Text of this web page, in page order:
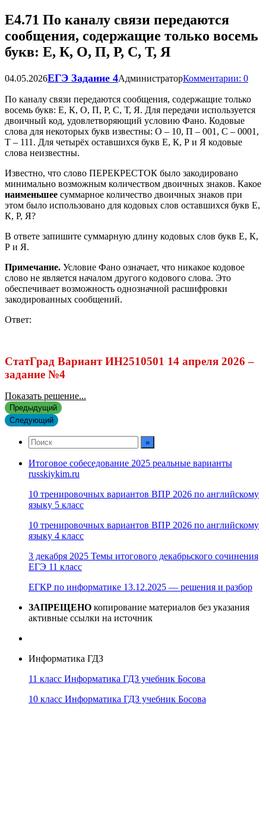
Е4.71 По каналу связи передаются
сообщения, содержащие только восемь
букв: Е, К, О, П, Р, С, Т, Я
04.05.2026ЕГЭ Задание 4АдминистраторКомментарии: 0
По каналу связи передаются сообщения, содержащие только
восемь букв: Е, К, О, П, Р, С, Т, Я. Для передачи используется
двоичный код, удовлетворяющий условию Фано. Кодовые
слова для некоторых букв известны: О – 10, П – 001, С – 0001,
Т – 111. Для четырёх оставшихся букв Е, К, Р и Я кодовые
слова неизвестны.
Известно, что слово ПЕРЕКРЕСТОК было закодировано
минимально возможным количеством двоичных знаков. Какое
наименьшее суммарное количество двоичных знаков при
этом было использовано для кодовых слов оставшихся букв Е,
К, Р, Я?
В ответе запишите суммарную длину кодовых слов букв Е, К,
Р и Я.
Примечание. Условие Фано означает, что никакое кодовое
слово не является началом другого кодового слова. Это
обеспечивает возможность однозначной расшифровки
закодированных сообщений.
Ответ:
СтатГрад Вариант ИН2510501 14 апреля 2026 –
задание №4
Показать решение...
Предыдущий
Следующий
Итоговое собеседование 2025 реальные варианты
russkiykim.ru
10 тренировочных вариантов ВПР 2026 по английскому
языку 5 класс
10 тренировочных вариантов ВПР 2026 по английскому
языку 4 класс
3 декабря 2025 Темы итогового декабрьского сочинения
ЕГЭ 11 класс
ЕГКР по информатике 13.12.2025 — решения и разбор
ЗАПРЕЩЕНО копирование материалов без указания
активные ссылки на источник
Информатика ГДЗ
11 класс Информатика ГДЗ учебник Босова
10 класс Информатика ГДЗ учебник Босова